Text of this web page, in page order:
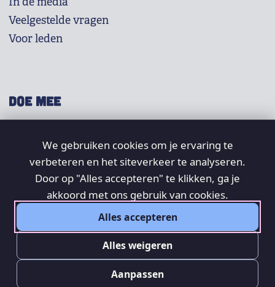
Veelgestelde vragen
Voor leden
DOE MEE
Doneer
Word lid
Vrijwilligers
We gebruiken cookies om je ervaring te
verbeteren en het siteverkeer te analyseren.
Door op "Alles accepteren" te klikken, ga je
akkoord met ons gebruik van cookies.
Alles accepteren
Alles weigeren
Aanpassen